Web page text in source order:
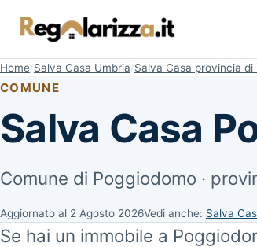
Home Salva Casa Umbria Salva Casa provincia di
COMUNE
Salva Casa
Comune di Poggiodomo ·
Aggiornato al 2 Agosto 2026Vedi anche: Salva
Se hai un immobile a